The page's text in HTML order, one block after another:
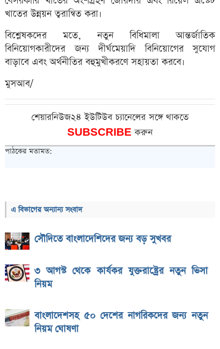
খাতের উন্নয়ন ত্বরান্বিত করা।
বিশ্লেষকদের মতে, নতুন বিধিমালা আন্তর্জাতিক
বিনিয়োগকারীদের জন্য দীর্ঘমেয়াদি বিনিয়োগের সুযোগ
বাড়াবে এবং অর্থনীতির বহুমুখীকরণে সহায়তা করবে।
মুসআব/
শেয়ারনিউজ২৪ ইউটিউব চ্যানেলের সঙ্গে থাকতে
SUBSCRIBEকরুন
পাঠকের মতামত:
এ বিভাগের অন্যান্য সংবাদ
সৌদিতে বাংলাদেশিদের জন্য বড় সুখবর
৩ আগস্ট থেকে কার্যকর যুক্তরাষ্ট্রের নতুন ভিসা
নিয়ম
বাংলাদেশসহ ৫০ দেশের নাগরিকদের জন্য নতুন
নিয়ম ঘোষণা